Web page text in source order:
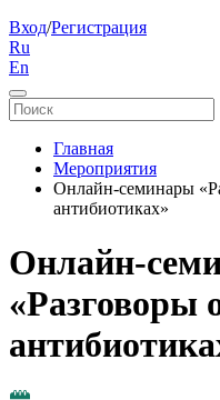
Вход/Регистрация
Ru
En
Главная
Мероприятия
Онлайн-семинары
антибиотиках»
Онлайн-
«Разговоры